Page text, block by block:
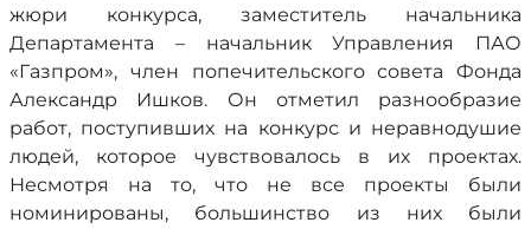
жюри конкурса, заместитель начальника
Департамента – начальник Управления ПАО
«Газпром», член попечительского совета Фонда
Александр Ишков. Он отметил разнообразие
работ, поступивших на конкурс и неравнодушие
людей, которое чувствовалось в их проектах.
Несмотря на то, что не все проекты были
номинированы, большинство из них были